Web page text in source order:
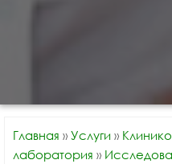
Главная » Услуги »
лаборатория »